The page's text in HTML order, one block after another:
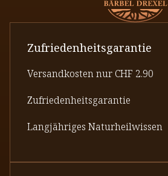
Zufriedenheitsgarantie
Versandkosten nur CHF 2.90
Zufriedenheitsgarantie
Langjähriges Naturheilwissen